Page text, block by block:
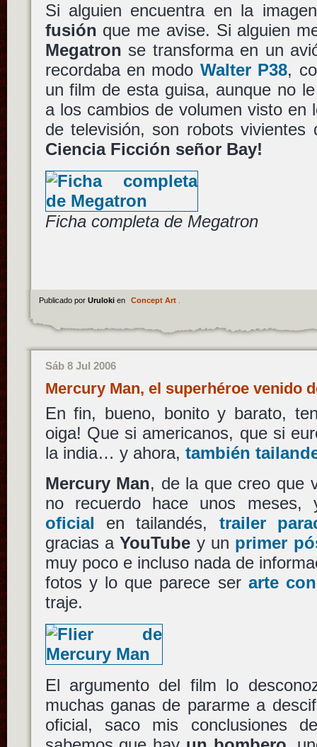
Si alguien encuentra en la
fusión que me avise. Si alguien
Megatron se transforma en un
recordaba en modo Walter P38,
un film de esta guisa, aunque no
a los cambios de volumen visto en
de televisión, son robots
Ciencia Ficción señor Bay!
Ficha completa de Megatron
Publicado por Uruloki en Concept Art.
Sáb 8 Jul 2006
Mercury Man, el superhéroe venido
En fin, bueno, bonito y barato,
oiga! Que si americanos, que si
la india… y ahora, también
Mercury Man, de la que creo que
no recuerdo hace unos
oficial en tailandés, trailer
gracias aYouTube y un primer
muy poco e incluso nada de
fotos y lo que parece ser arte
traje.
El argumento del film lo
muchas ganas de pararme a
oficial, saco mis conclusiones